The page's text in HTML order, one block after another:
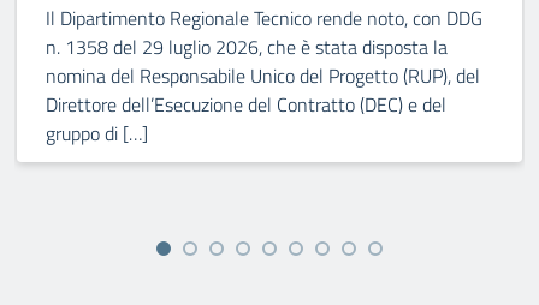
Il Dipartimento Regionale Tecnico rende noto, con DDG
n. 1358 del 29 luglio 2026, che è stata disposta la
nomina del Responsabile Unico del Progetto (RUP), del
Direttore dell’Esecuzione del Contratto (DEC) e del
gruppo di […]